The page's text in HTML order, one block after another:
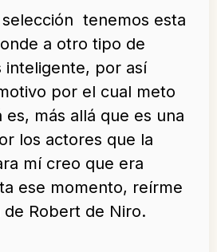
tenemos esta
a otro tipo de
inteligente, por así
por el cual meto
más allá que es una
los actores que la
mí creo que era
ese momento, reírme
Robert de Niro.